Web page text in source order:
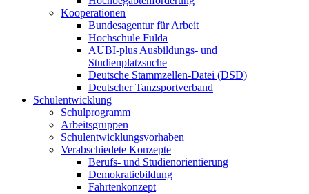
Kooperationen
Bundesagentur für Arbeit
Hochschule Fulda
AUBI-plus Ausbildungs- und
Studienplatzsuche
Deutsche Stammzellen-Datei (DSD)
Deutscher Tanzsportverband
Schulentwicklung
Schulprogramm
Arbeitsgruppen
Schulentwicklungsvorhaben
Verabschiedete Konzepte
Berufs- und Studienorientierung
Demokratiebildung
Fahrtenkonzept